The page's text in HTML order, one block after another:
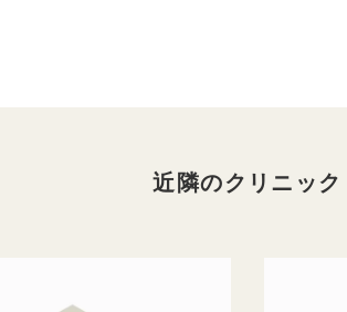
近隣のクリニック